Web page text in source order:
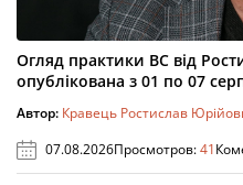
Огляд практики ВС від
опублікована з 01 по 07
Автор: Кравець Ростислав
07.08.2026Просмотров:41